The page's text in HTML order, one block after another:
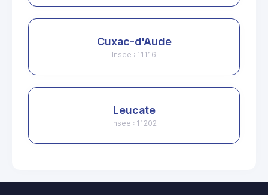
Cuxac-d'Aude
Insee : 11116
Leucate
Insee : 11202